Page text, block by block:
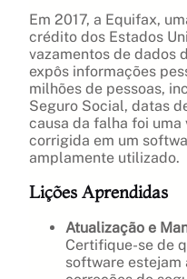
Em 2017, a Equifax,
crédito dos Estados
vazamentos de dados
expôs informações
milhões de pessoas,
Seguro Social, datas
causa da falha foi
corrigida em um
amplamente utilizado.
Lições Aprendidas
Atualização e
Certifique-se de
software estejam